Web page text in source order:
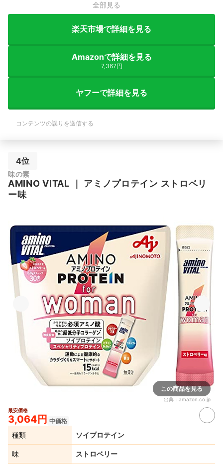
全部見る
楽天市場で詳細を見る
Amazonで詳細を見る
7,367円
ヤフーで詳細を見る
コンテンツの誤りを送信する
4位
味の素
AMINO VITAL
アミノプロテイン ストロベリ
ー味
この商品を見る
出典： amazon.co.jp
最安価格
3,064円 中価格
種類 ソイプロテイン
味 ストロベリー